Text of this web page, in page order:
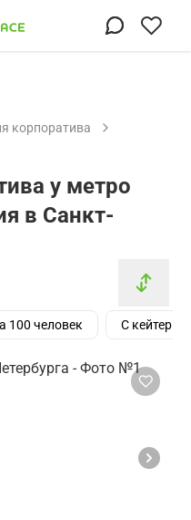
корпоратива
у метро
в Санкт-
100 человек С